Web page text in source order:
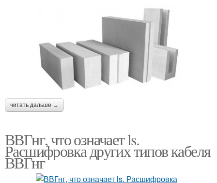
читать дальше →
ВВГнг, что означает ls.
Расшифровка других типов кабеля
ВВГнг